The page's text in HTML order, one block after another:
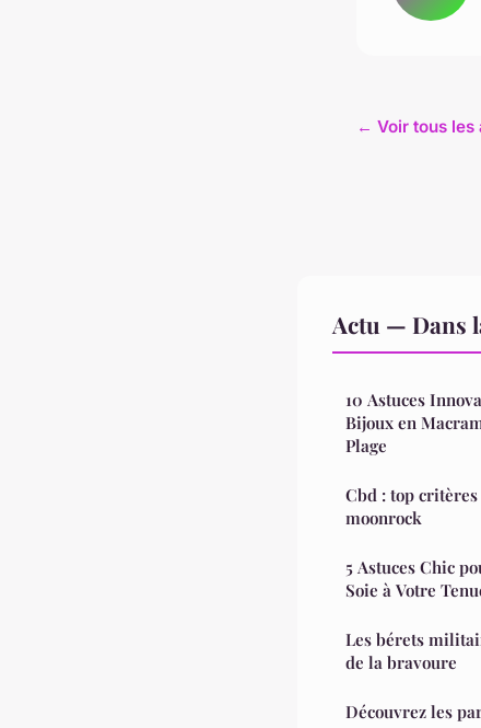
← Voir tous les
Actu — Dans
10 Astuces
Bijoux en
Plage
Cbd : top
moonrock
5 Astuces Chic
Soie à Votre
Les bérets
de la bravoure
Découvrez les